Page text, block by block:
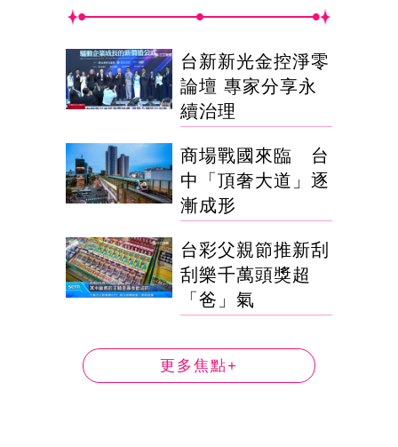
台新新光金控淨零
論壇 專家分享永
續治理
商場戰國來臨 台
中「頂奢大道」逐
漸成形
台彩父親節推新刮
刮樂千萬頭獎超
「爸」氣
更多焦點+